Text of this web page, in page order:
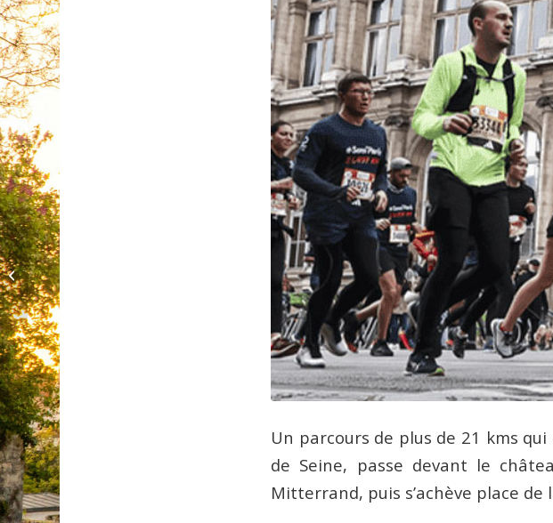
Un parcours de plus de 21 kms
de Seine, passe devant le
Mitterrand, puis s’achève place de
Louvre Couture, objets
d’art, objets de mode